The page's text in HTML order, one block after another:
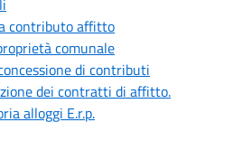
contributo affitto
comunale
di contributi
dei contratti di affitto.
alloggi E.r.p.